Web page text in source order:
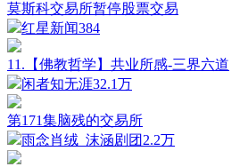
莫斯科交易所暂停股票交易
红星新闻384
11.【佛教哲学】共业所感-三界六道
闲者知无涯32.1万
第171集脑残的交易所
雨念肖绒_沫涵剧团 2.2万